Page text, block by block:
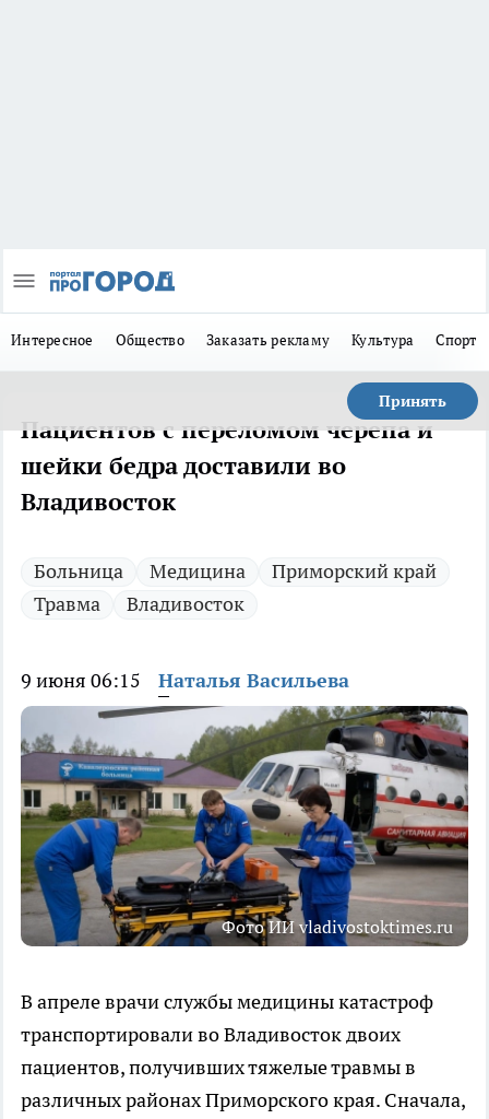
Интересное Общество Заказать рекламу Культура Спорт
Принять
Пациентов с переломом черепа и
шейки бедра доставили во
Владивосток
Больница Медицина
Приморский край
Травма
Владивосток
9 июня 06:15 Наталья Васильева
Фото ИИ vladivostoktimes.ru
В апреле врачи службы медицины катастроф
транспортировали во Владивосток двоих
пациентов, получивших тяжелые травмы в
различных районах Приморского края. Сначала,